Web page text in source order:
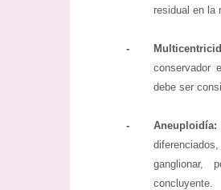
residual en la
-
conservador
debe ser
-
concluyente.